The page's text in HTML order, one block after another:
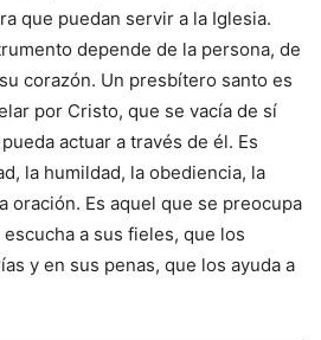
que puedan servir a la Iglesia.
depende de la persona, de
corazón. Un presbítero santo es
por Cristo, que se vacía de sí
actuar a través de él. Es
la humildad, la obediencia, la
oración. Es aquel que se preocupa
a sus fieles, que los
y en sus penas, que los ayuda a